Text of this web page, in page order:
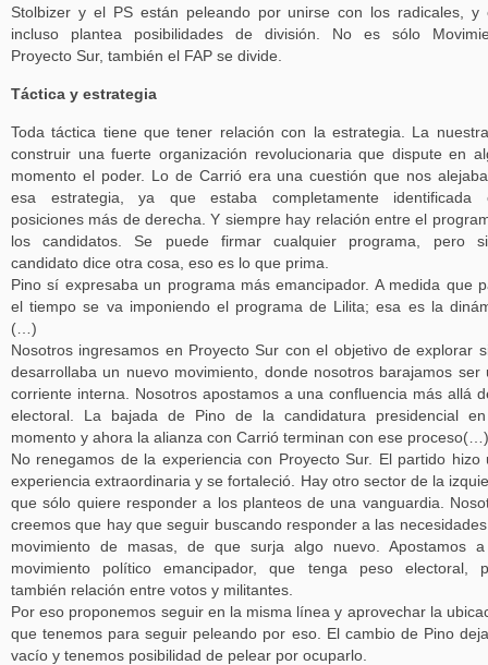
Stolbizer y el PS están peleando por unirse con los radicales, y
incluso plantea posibilidades de división. No es sólo
Proyecto Sur, también el FAP se divide.
Táctica y estrategia
Toda táctica tiene que tener relación con la estrategia. La
construir una fuerte organización revolucionaria que dispute en
momento el poder. Lo de Carrió era una cuestión que nos
esa estrategia, ya que estaba completamente identificada
posiciones más de derecha. Y siempre hay relación entre el
los candidatos. Se puede firmar cualquier programa, pero
candidato dice otra cosa, eso es lo que prima.
Pino sí expresaba un programa más emancipador. A medida que
el tiempo se va imponiendo el programa de Lilita; esa es la
(…)
Nosotros ingresamos en Proyecto Sur con el objetivo de explorar
desarrollaba un nuevo movimiento, donde nosotros barajamos ser
corriente interna. Nosotros apostamos a una confluencia más allá
electoral. La bajada de Pino de la candidatura presidencial
momento y ahora la alianza con Carrió terminan con ese proceso(…)
No renegamos de la experiencia con Proyecto Sur. El partido hizo
experiencia extraordinaria y se fortaleció. Hay otro sector de la
que sólo quiere responder a los planteos de una vanguardia.
creemos que hay que seguir buscando responder a las
movimiento de masas, de que surja algo nuevo. Apostamos
movimiento político emancipador, que tenga peso electoral,
también relación entre votos y militantes.
Por eso proponemos seguir en la misma línea y aprovechar la
que tenemos para seguir peleando por eso. El cambio de Pino
vacío y tenemos posibilidad de pelear por ocuparlo.